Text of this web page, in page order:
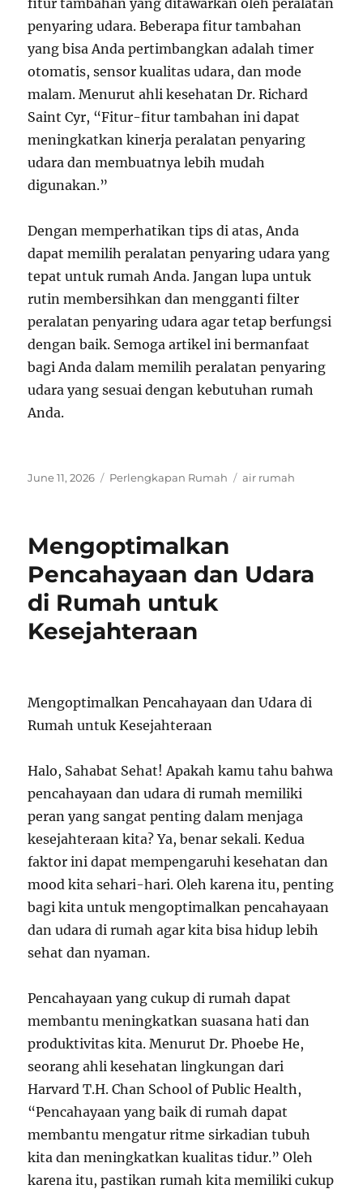
fitur tambahan yang ditawarkan oleh peralatan
penyaring udara. Beberapa fitur tambahan
yang bisa Anda pertimbangkan adalah timer
otomatis, sensor kualitas udara, dan mode
malam. Menurut ahli kesehatan Dr. Richard
Saint Cyr, “Fitur-fitur tambahan ini dapat
meningkatkan kinerja peralatan penyaring
udara dan membuatnya lebih mudah
digunakan.”
Dengan memperhatikan tips di atas, Anda
dapat memilih peralatan penyaring udara yang
tepat untuk rumah Anda. Jangan lupa untuk
rutin membersihkan dan mengganti filter
peralatan penyaring udara agar tetap berfungsi
dengan baik. Semoga artikel ini bermanfaat
bagi Anda dalam memilih peralatan penyaring
udara yang sesuai dengan kebutuhan rumah
Anda.
Posted
June 11, 2026 Categories
Perlengkapan Rumah Tags
air rumah
Mengoptimalkan
Pencahayaan dan Udara
di Rumah untuk
Kesejahteraan
Mengoptimalkan Pencahayaan dan Udara di
Rumah untuk Kesejahteraan
Halo, Sahabat Sehat! Apakah kamu tahu bahwa
pencahayaan dan udara di rumah memiliki
peran yang sangat penting dalam menjaga
kesejahteraan kita? Ya, benar sekali. Kedua
faktor ini dapat mempengaruhi kesehatan dan
mood kita sehari-hari. Oleh karena itu, penting
bagi kita untuk mengoptimalkan pencahayaan
dan udara di rumah agar kita bisa hidup lebih
sehat dan nyaman.
Pencahayaan yang cukup di rumah dapat
membantu meningkatkan suasana hati dan
produktivitas kita. Menurut Dr. Phoebe He,
seorang ahli kesehatan lingkungan dari
Harvard T.H. Chan School of Public Health,
“Pencahayaan yang baik di rumah dapat
membantu mengatur ritme sirkadian tubuh
kita dan meningkatkan kualitas tidur.” Oleh
karena itu, pastikan rumah kita memiliki cukup